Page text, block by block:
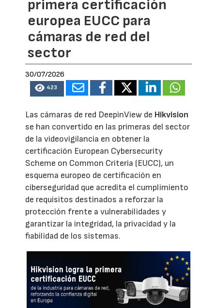
primera certificación
europea EUCC para
cámaras de red del
sector
30/07/2026
423
Las cámaras de red DeepinView de Hikvision
se han convertido en las primeras del sector
de la videovigilancia en obtener la
certificación European Cybersecurity
Scheme on Common Criteria (EUCC), un
esquema europeo de certificación en
ciberseguridad que acredita el cumplimiento
de requisitos destinados a reforzar la
protección frente a vulnerabilidades y
garantizar la integridad, la privacidad y la
fiabilidad de los sistemas.